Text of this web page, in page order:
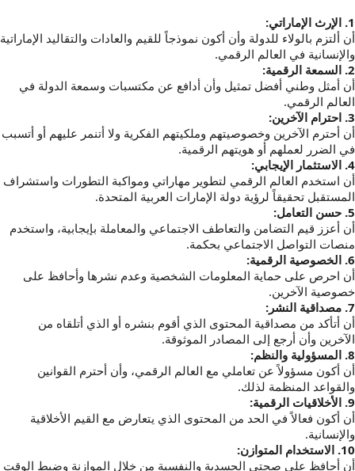
1. الإرث الإماراتي:
أن ألتزم بالولاء للدولة وأن أكون نموذجاً للقيم والعادات والتقاليد الإماراتية
والإنسانية في العالم الرقمي.
2. السمعة الرقمية:
أن أمثل وطني أفضل تمثيل وأن أدافع عن مكتسبات وسمعة الدولة في
العالم الرقمي.
3. احترام الآخرين:
أن أحترم الآخرين وخصوصيتهم وملكيتهم الفكرية ولا أتنمر عليهم أو أتسبب
في الضرر لعملهم أو هويتهم الرقمية.
4. الاستثمار الإيجابي:
أن استخدم العالم الرقمي لتطوير مهاراتي ومواكبة التطورات واستشراف
المستقبل تحقيقاً لرؤية دولة الإمارات العربية المتحدة.
5. حسن التعامل:
أن أعزز قيم التضامن والتعاطف الاجتماعي والمعاملة بإيجابية، واستخدم
منصات التواصل الاجتماعي بحكمة.
6. الخصوصية الرقمية:
أن احرص على حماية المعلومات الشخصية وعدم نشرها وأحافظ على
خصوصية الآخرين.
7. مصداقية النشر:
أن أتأكد من مصداقية المحتوى الذي أقوم بنشره أو الذي أتلقاه من
الآخرين وأن أرجع إلى المصادر الموثوقة.
8. المسؤولية والنظم:
أن أكون مسؤولاً عن تعاملي مع العالم الرقمي، وأن أحترم القوانين
والقواعد المنظمة لذلك.
9. الأخلاقيات الرقمية:
أن أكون فعالاً في الحد من المحتوى الذي يتعارض مع القيم الأخلاقية
والإنسانية.
10. الاستخدام المتوازن:
أن أحافظ على صحتي الجسدية والنفسية من خلال الموازنة وضبط الوقت